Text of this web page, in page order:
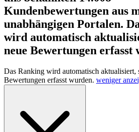
Kundenbewertungen aus
unabhängigen Portalen.
wird automatisch
neue Bewertungen erfasst
Das Ranking wird automatisch aktualisiert,
Bewertungen erfasst wurden. weniger